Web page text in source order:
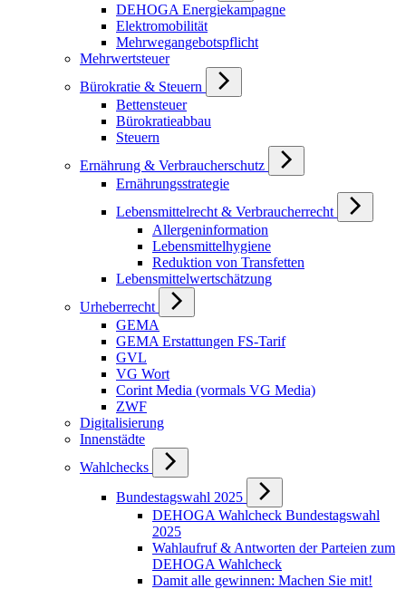
DEHOGA Energiekampagne
Elektromobilität
Mehrwegangebotspflicht
Mehrwertsteuer
Bürokratie & Steuern
Bettensteuer
Bürokratieabbau
Steuern
Ernährung & Verbraucherschutz
Ernährungsstrategie
Lebensmittelrecht & Verbraucherrecht
Allergeninformation
Lebensmittelhygiene
Reduktion von Transfetten
Lebensmittelwertschätzung
Urheberrecht
GEMA
GEMA Erstattungen FS-Tarif
GVL
VG Wort
Corint Media (vormals VG Media)
ZWF
Digitalisierung
Innenstädte
Wahlchecks
Bundestagswahl 2025
DEHOGA Wahlcheck Bundestagswahl
2025
Wahlaufruf & Antworten der Parteien zum
DEHOGA Wahlcheck
Damit alle gewinnen: Machen Sie mit!